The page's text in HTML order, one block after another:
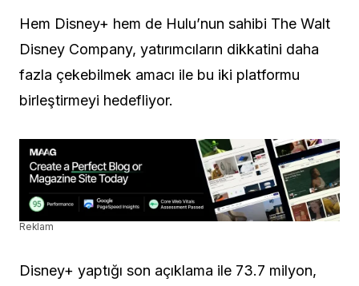
Hem Disney+ hem de Hulu’nun sahibi The Walt
Disney Company, yatırımcıların dikkatini daha
fazla çekebilmek amacı ile bu iki platformu
birleştirmeyi hedefliyor.
Reklam
Disney+ yaptığı son açıklama ile 73.7 milyon,